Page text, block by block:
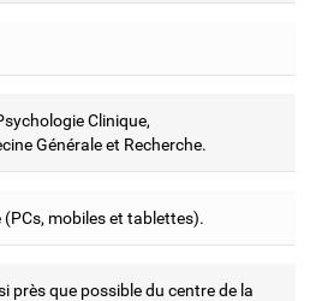
Clinique,
Générale et Recherche.
mobiles et tablettes).
près que possible du centre de la